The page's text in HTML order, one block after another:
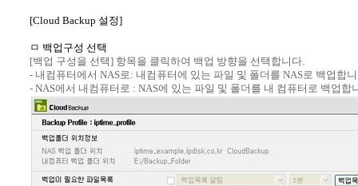
[Cloud Backup 설정]
ㅁ 백업구성 선택
[백업 구성을 선택] 항목을 클릭하여 백업 방향을 선택합니다.
- 내컴퓨터에서 NAS로: 내컴퓨터에 있는 파일 및 폴더를 NAS로 백업합
- NAS에서 내컴퓨터로 : NAS에 있는 파일 및 폴더를 내 컴퓨터로 백업합